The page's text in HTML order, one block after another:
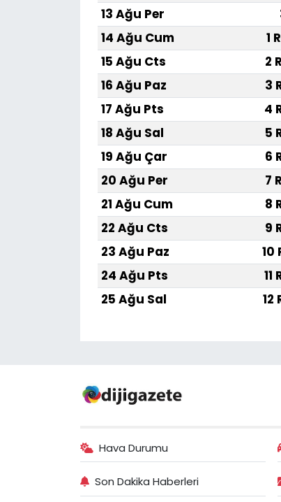
13 Ağu Per
14 Ağu Cum
1
15 Ağu Cts
2
16 Ağu Paz
3
17 Ağu Pts
4
18 Ağu Sal
5
19 Ağu Çar
6
20 Ağu Per
7
21 Ağu Cum
8
22 Ağu Cts
9
23 Ağu Paz
10
24 Ağu Pts
25 Ağu Sal
12
Hava Durumu
Son Dakika Haberleri